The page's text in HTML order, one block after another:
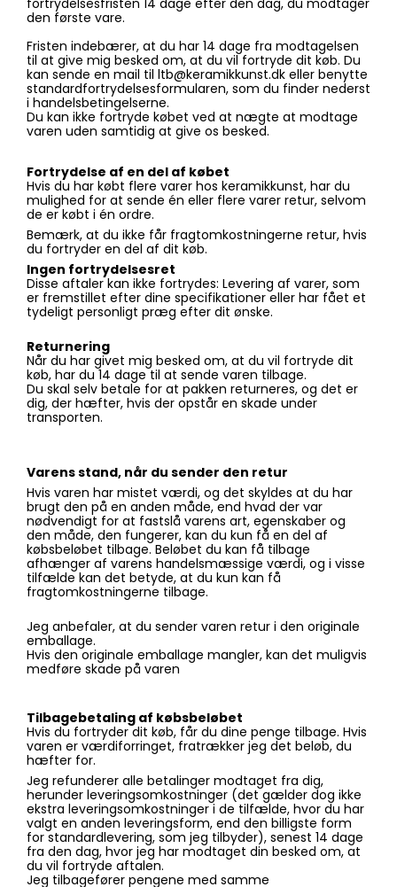
fortrydelsesfristen 14 dage efter den dag, du modtager
den første vare.
Fristen indebærer, at du har 14 dage fra modtagelsen
til at give mig besked om, at du vil fortryde dit køb. Du
kan sende en mail til ltb@keramikkunst.dk eller benytte
standardfortrydelsesformularen, som du finder nederst
i handelsbetingelserne.
Du kan ikke fortryde købet ved at nægte at modtage
varen uden samtidig at give os besked.
Fortrydelse af en del af købet
Hvis du har købt flere varer hos keramikkunst, har du
mulighed for at sende én eller flere varer retur, selvom
de er købt i én ordre.
Bemærk, at du ikke får fragtomkostningerne retur, hvis
du fortryder en del af dit køb.
Ingen fortrydelsesret
Disse aftaler kan ikke fortrydes: Levering af varer, som
er fremstillet efter dine specifikationer eller har fået et
tydeligt personligt præg efter dit ønske.
Returnering
Når du har givet mig besked om, at du vil fortryde dit
køb, har du 14 dage til at sende varen tilbage.
Du skal selv betale for at pakken returneres, og det er
dig, der hæfter, hvis der opstår en skade under
transporten.
Varens stand, når du sender den retur
Hvis varen har mistet værdi, og det skyldes at du har
brugt den på en anden måde, end hvad der var
nødvendigt for at fastslå varens art, egenskaber og
den måde, den fungerer, kan du kun få en del af
købsbeløbet tilbage. Beløbet du kan få tilbage
afhænger af varens handelsmæssige værdi, og i visse
tilfælde kan det betyde, at du kun kan få
fragtomkostningerne tilbage.
Jeg anbefaler, at du sender varen retur i den originale
emballage.
Hvis den originale emballage mangler, kan det muligvis
medføre skade på varen
Tilbagebetaling af købsbeløbet
Hvis du fortryder dit køb, får du dine penge tilbage. Hvis
varen er værdiforringet, fratrækker jeg det beløb, du
hæfter for.
Jeg refunderer alle betalinger modtaget fra dig,
herunder leveringsomkostninger (det gælder dog ikke
ekstra leveringsomkostninger i de tilfælde, hvor du har
valgt en anden leveringsform, end den billigste form
for standardlevering, som jeg tilbyder), senest 14 dage
fra den dag, hvor jeg har modtaget din besked om, at
du vil fortryde aftalen.
Jeg tilbagefører pengene med samme